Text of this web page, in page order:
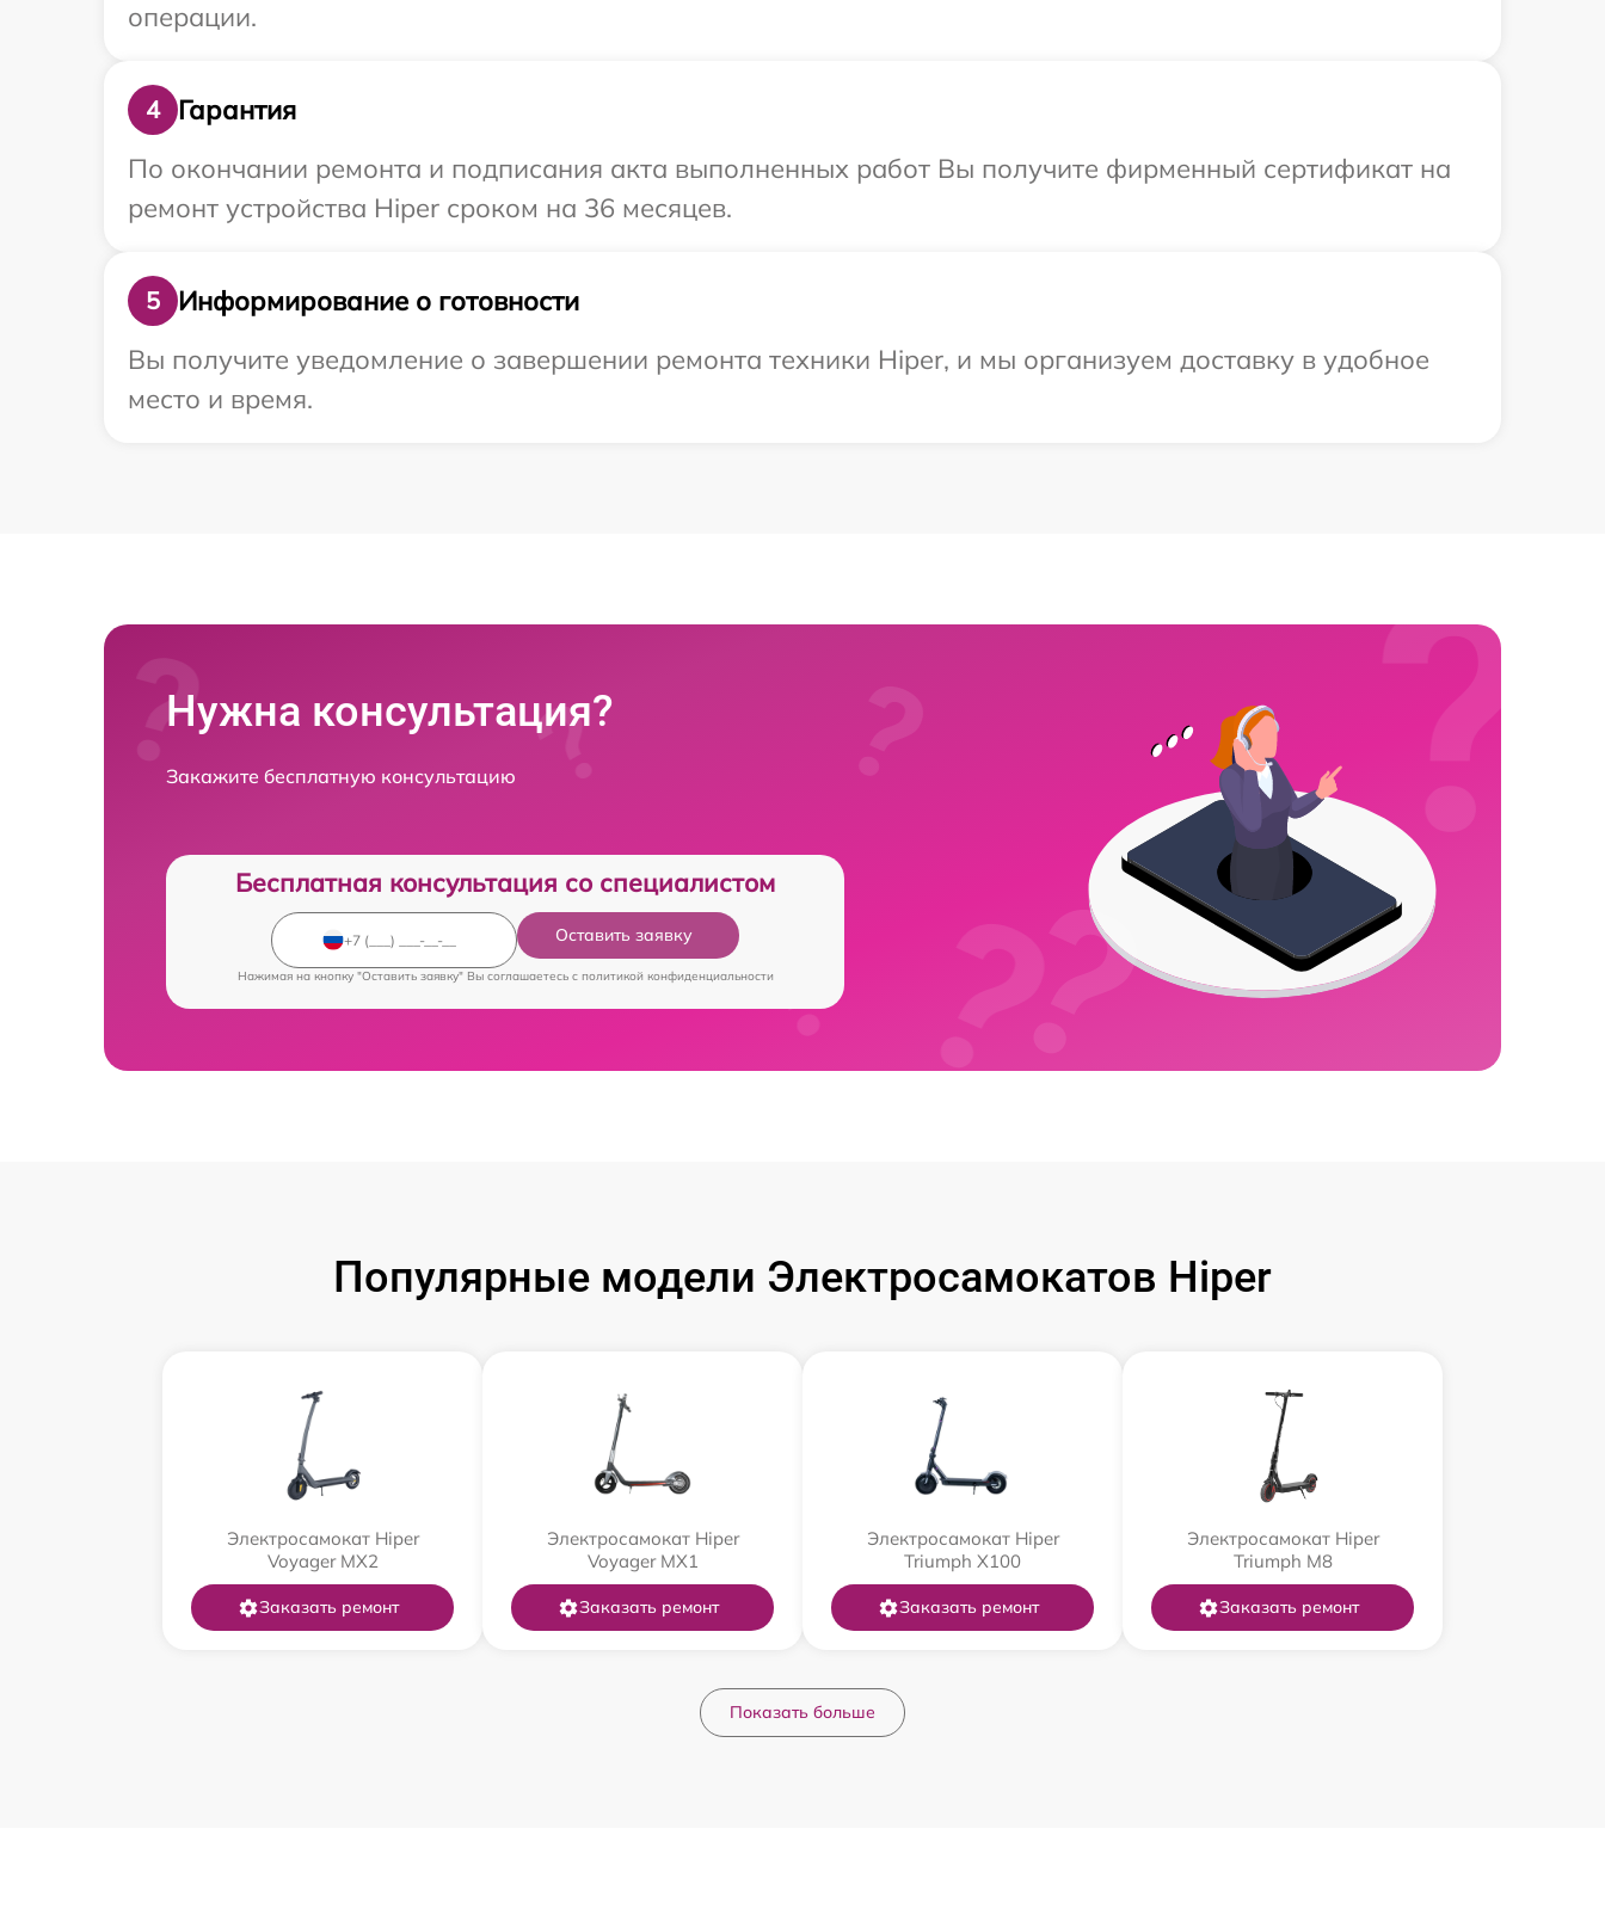
операции.
4
Гарантия
По окончании ремонта и подписания акта выполненных работ Вы получите фирменный сертификат на
ремонт устройства Hiper сроком на 36 месяцев.
5
Информирование о готовности
Вы получите уведомление о завершении ремонта техники Hiper, и мы организуем доставку в удобное
место и время.
Нужна консультация?
Закажите бесплатную консультацию
Бесплатная консультация со специалистом
Оставить заявку
Нажимая на кнопку "Оставить заявку" Вы соглашаетесь c политикой конфиденциальности
Популярные модели Электросамокатов Hiper
Электросамокат Hiper
Voyager MX2
Заказать ремонт
Электросамокат Hiper
Voyager MX1
Заказать ремонт
Электросамокат Hiper
Triumph X100
Заказать ремонт
Электросамокат Hiper
Triumph M8
Заказать ремонт
Показать больше